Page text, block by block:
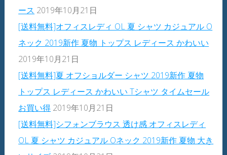
ース 2019年10月21日
[送料無料]オフィスレディ OL 夏 シャツ カジュアル O
ネック 2019新作 夏物 トップス レディース かわいい
2019年10月21日
[送料無料]夏 オフショルダー シャツ 2019新作 夏物
トップス レディース かわいい Tシャツ タイムセール
お買い得 2019年10月21日
[送料無料]シフォンブラウス 透け感 オフィスレディ
OL 夏 シャツ カジュアル Oネック 2019新作 夏物 大き